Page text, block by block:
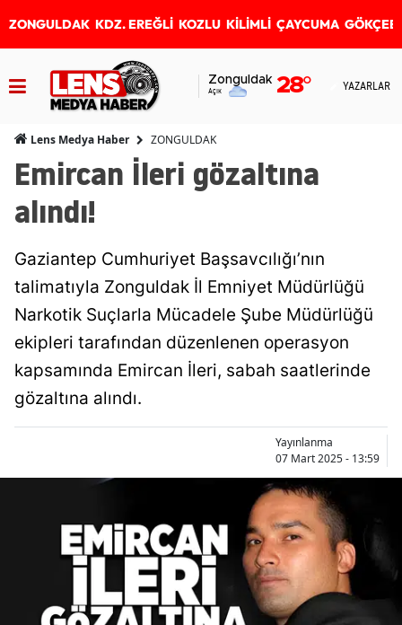
ZONGULDAK KDZ. EREĞLİ KOZLU KİLİMLİ ÇAYCUMA
Zonguldak
Açık 28° YAZARLAR
Lens Medya Haber ZONGULDAK
Emircan İleri gözaltına
alındı!
Gaziantep Cumhuriyet Başsavcılığı’nın
talimatıyla Zonguldak İl Emniyet Müdürlüğü
Narkotik Suçlarla Mücadele Şube Müdürlüğü
ekipleri tarafından düzenlenen operasyon
kapsamında Emircan İleri, sabah saatlerinde
gözaltına alındı.
Yayınlanma
07 Mart 2025 - 13:59